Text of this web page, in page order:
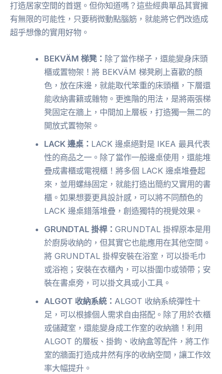
打造居家空間的首選。但你知道嗎？這些經典單品其實擁
有無限的可能性，只要稍微動點腦筋，就能將它們改造成
超乎想像的實用好物。
BEKVÄM 梯凳： 除了當作梯子，還能變身床頭
櫃或置物架！將 BEKVÄM 梯凳刷上喜歡的顏
色，放在床邊，就能取代笨重的床頭櫃，下層還
能收納書籍或雜物。更進階的用法，是將兩張梯
凳固定在牆上，中間加上層板，打造獨一無二的
開放式置物架。
LACK 邊桌： LACK 邊桌絕對是 IKEA 最具代表
性的商品之一。除了當作一般邊桌使用，還能堆
疊成書櫃或電視櫃！將多個 LACK 邊桌堆疊起
來，並用螺絲固定，就能打造出簡約又實用的書
櫃。如果想要更具設計感，可以將不同顏色的
LACK 邊桌錯落堆疊，創造獨特的視覺效果。
GRUNDTAL 掛桿：GRUNDTAL 掛桿原本是用
於廚房收納的，但其實它也能應用在其他空間。
將 GRUNDTAL 掛桿安裝在浴室，可以掛毛巾
或浴袍；安裝在衣櫃內，可以掛圍巾或領帶；安
裝在書桌旁，可以掛文具或小工具。
ALGOT 收納系統： ALGOT 收納系統彈性十
足，可以根據個人需求自由搭配。除了用於衣櫃
或儲藏室，還能變身成工作室的收納牆！利用
ALGOT 的層板、掛鉤、收納盒等配件，將工作
室的牆面打造成井然有序的收納空間，讓工作效
率大幅提升。